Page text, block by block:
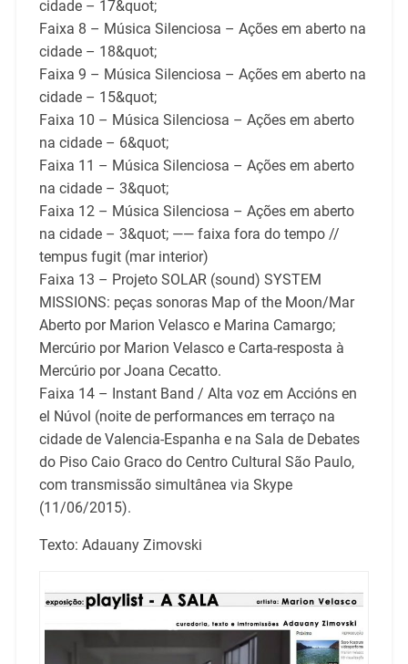
cidade – 17&quot;
Faixa 8 – Música Silenciosa – Ações em aberto na
cidade – 18&quot;
Faixa 9 – Música Silenciosa – Ações em aberto na
cidade – 15&quot;
Faixa 10 – Música Silenciosa – Ações em aberto
na cidade – 6&quot;
Faixa 11 – Música Silenciosa – Ações em aberto
na cidade – 3&quot;
Faixa 12 – Música Silenciosa – Ações em aberto
na cidade – 3&quot; —— faixa fora do tempo //
tempus fugit (mar interior)
Faixa 13 – Projeto SOLAR (sound) SYSTEM
MISSIONS: peças sonoras Map of the Moon/Mar
Aberto por Marion Velasco e Marina Camargo;
Mercúrio por Marion Velasco e Carta-resposta à
Mercúrio por Joana Cecatto.
Faixa 14 – Instant Band / Alta voz em Accións en
el Núvol (noite de performances em terraço na
cidade de Valencia-Espanha e na Sala de Debates
do Piso Caio Graco do Centro Cultural São Paulo,
com transmissão simultânea via Skype
(11/06/2015).
Texto: Adauany Zimovski